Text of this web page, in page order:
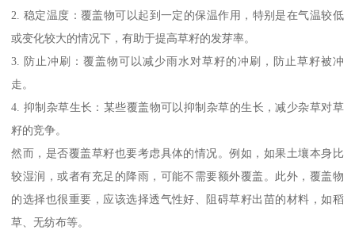
2. 稳定温度：覆盖物可以起到一定的保温作用，特别是在气温较低
或变化较大的情况下，有助于提高草籽的发芽率。
3. 防止冲刷：覆盖物可以减少雨水对草籽的冲刷，防止草籽被冲
走。
4. 抑制杂草生长：某些覆盖物可以抑制杂草的生长，减少杂草对草
籽的竞争。
然而，是否覆盖草籽也要考虑具体的情况。例如，如果土壤本身比
较湿润，或者有充足的降雨，可能不需要额外覆盖。此外，覆盖物
的选择也很重要，应该选择透气性好、阻碍草籽出苗的材料，如稻
草、无纺布等。